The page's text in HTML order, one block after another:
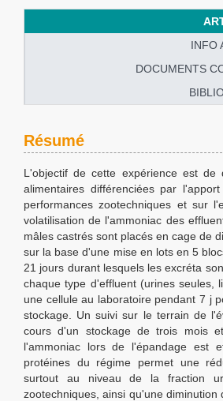
INFO
DOCUMENTS
Résumé
L'objectif de cette expérience est de
alimentaires différenciées par
performances zootechniques et sur
volatilisation de l'ammoniac des
mâles castrés sont placés en cage de
sur la base d'une mise en lots en 5
21 jours durant lesquels les excréta
chaque type d'effluent (urines
une cellule au laboratoire pendant 7 j
stockage. Un suivi sur le terrain de
cours d'un stockage de trois mois
l'ammoniac lors de l'épandage est
protéines du régime permet une
surtout au niveau de la fraction
zootechniques, ainsi qu'une